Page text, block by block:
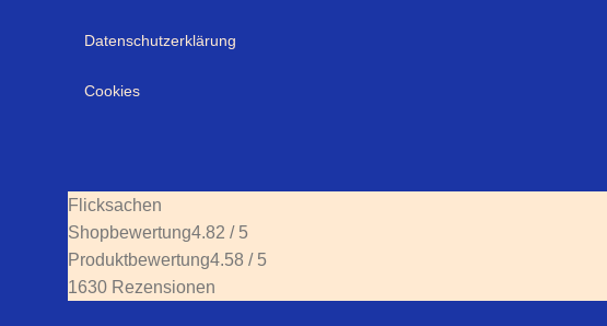
Datenschutzerklärung
Cookies
Flicksachen
Shopbewertung4.82 / 5
Produktbewertung4.58 / 5
1630 Rezensionen